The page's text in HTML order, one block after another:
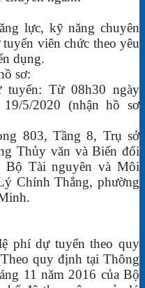
lực, kỹ năng chuyên
viên chức theo yêu
dụng.
sơ:
Từ 08h30 ngày
5/2020 (nhận hồ sơ
803, Tầng 8, Trụ sở
Thủy văn và Biến đổi
Tài nguyên và Môi
Chính Thắng, phường
phí dự tuyển theo quy
quy định tại Thông
11 năm 2016 của Bộ